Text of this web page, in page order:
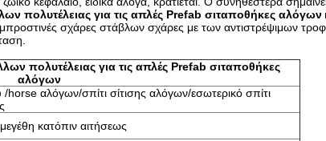
πολυτέλειας για τις απλές Prefab σιταποθήκες αλόγων
σχάρες στάβλων σχάρες με των αντιστρέψιμων
πολυτέλειας για τις απλές Prefab σιταποθήκες
αλόγων
/horse αλόγων/σπίτι σίτισης αλόγων/εσωτερικό σπίτι
κατόπιν αιτήσεως